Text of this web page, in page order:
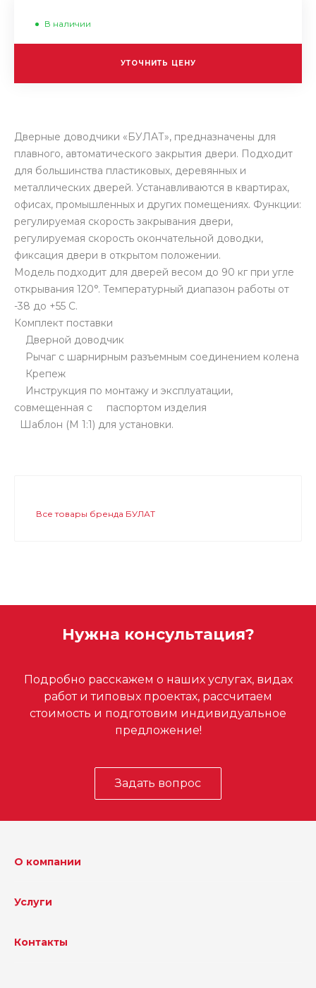
В наличии
УТОЧНИТЬ ЦЕНУ
Дверные доводчики «БУЛАТ», предназначены для
плавного, автоматического закрытия двери. Подходит
для большинства пластиковых, деревянных и
металлических дверей. Устанавливаются в квартирах,
офисах, промышленных и других помещениях. Функции:
регулируемая скорость закрывания двери,
регулируемая скорость окончательной доводки,
фиксация двери в открытом положении.
Модель подходит для дверей весом до 90 кг при угле
открывания 120°. Температурный диапазон работы от
-38 до +55 С.
Комплект поставки
Дверной доводчик
Рычаг с шарнирным разъемным соединением колена
Крепеж
Инструкция по монтажу и эксплуатации,
совмещенная с паспортом изделия
Шаблон (М 1:1) для установки.
Все товары бренда БУЛАТ
Нужна консультация?
Подробно расскажем о наших услугах, видах
работ и типовых проектах, рассчитаем
стоимость и подготовим индивидуальное
предложение!
Задать вопрос
О компании
Услуги
Контакты